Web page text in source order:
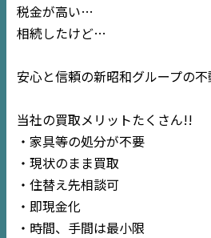
税金が高い…
相続したけど…
安心と信頼の新昭和グループの
当社の買取メリットたくさん!!
・家具等の処分が不要
・現状のまま買取
・住替え先相談可
・即現金化
・時間、手間は最小限